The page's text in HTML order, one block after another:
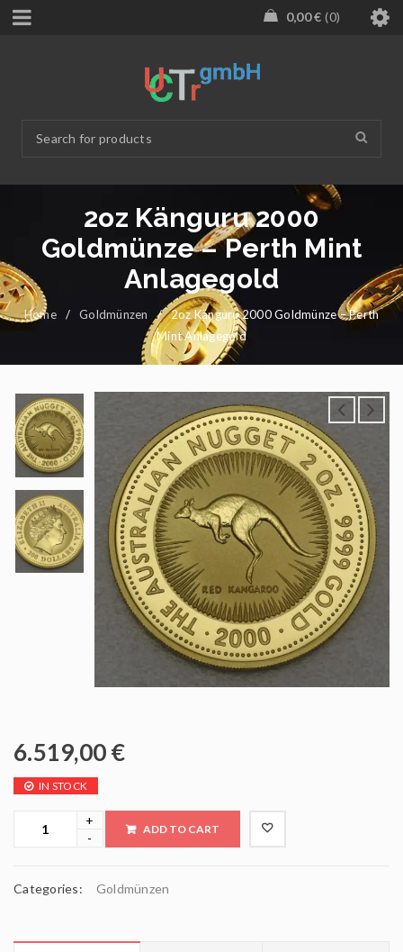
0,00€ 0
2oz Känguru 2000
Goldmünze – Perth Mint
Anlagegold
Home / Goldmünzen /
2oz Känguru 2000 Goldmünze – Perth
Mint Anlagegold
6.519,00€
IN STOCK
ADD TO CART
Categories: Goldmünzen